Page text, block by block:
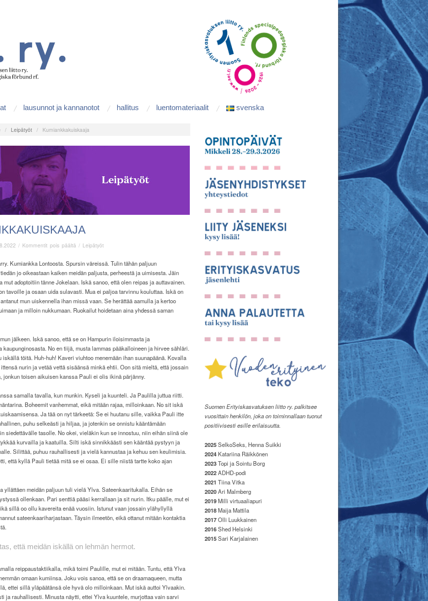
lausunnot ja kannanotot hallitus luentomateriaalit svenska
/ Leipätyöt / Kumiankkakuiskaaja
/ Kommentit pois päältä artikkelissa
/ Leipätyöt
Kumiankka Lontoosta. Spursin väreissä. Tulin tähän paljuun
jo oikeastaan kaiken meidän paljusta, perheestä ja uimisesta. Jäin
mut adoptoitiin tänne Jokelaan. Iskä sanoo, että olen reipas ja auttavainen.
tavoille ja osaan uida sulavasti. Mua ei paljoa tarvinnu kouluttaa. Iskä on
mun uiskennella ihan missä vaan. Se herättää aamulla ja kertoo
ja milloin nukkumaan. Ruokailut hoidetaan aina yhdessä saman
jälkeen. Iskä sanoo, että se on Hampurin iloisimmasta ja
kaupunginosasta. No en tiijä, musta lammas pääkalloineen ja hirvee sähläri.
töitä. Huh-huh! Kaveri viuhtoo menemään ihan suunapäänä. Kovalla
nurin ja vetää vettä sisäänsä minkä ehtii. Oon sitä mieltä, että jossain
jonkun toisen aikuisen kanssa Pauli ei olis ikinä pärjänny.
samalla tavalla, kun munkin. Kyseli ja kuunteli. Ja Paulilla juttua riitti.
Boheemit vanhemmat, eikä mitään rajaa, milloinkaan. No sit iskä
Ja tää on nyt tärkeetä: Se ei huutanu sille, vaikka Pauli itte
puhu selkeästi ja hiljaa, ja jotenkin se onnistu kääntämään
siedettävälle tasolle. No okei, vieläkin kun se innostuu, niin eihän siinä ole
kurvailla ja kaatuilla. Silti iskä sinnikkäästi sen kääntää pystyyn ja
Silittää, puhuu rauhallisesti ja vielä kannustaa ja kehuu sen keulimisia.
että kyllä Pauli tietää mitä se ei osaa. Ei sille niistä tartte koko ajan
yllättäen meidän paljuun tuli vielä Ylva. Sateenkaaritukalla. Eihän se
ollenkaan. Pari senttiä pääsi kerrallaan ja sit nurin. Itku päälle, mut ei
sillä oo ollu kavereita enää vuosiin. Istunut vaan jossain ylähyllyllä
sateenkaariharjastaan. Täysin ilmeetön, eikä ottanut mitään kontaktia
että meidän iskällä on lehmän hermot.
reippaustaktiikalla, mikä toimi Paulille, mut ei mitään. Tuntu, että Ylva
omaan kumiinsa. Joku vois sanoa, että se on draamaqueen, mutta
ettei sillä yläpäätänsä ole hyvä olo milloinkaan. Mut iskä auttoi Ylvaakin.
ja rauhallisesti. Minusta näytti, ettei Ylva kuuntele, murjottaa vain sarvi
Suomen Erityiskasvatuksen liitto ry. palkitsee
vuosittain henkilön, joka on toiminnallaan tuonut
positiivisesti esille erilaisuutta.
2025SelkoSeks, Henna Suikki
2024 Katariina Räikkönen
2023Topi ja Sointu Borg
2022ADHD-podi
2021 Tiina Vitka
2020Ari Malmberg
2019Milli virtuaaliapuri
2018Maija Mattila
2017Olli Luukkainen
2016Shed Helsinki
2015Sari Karjalainen